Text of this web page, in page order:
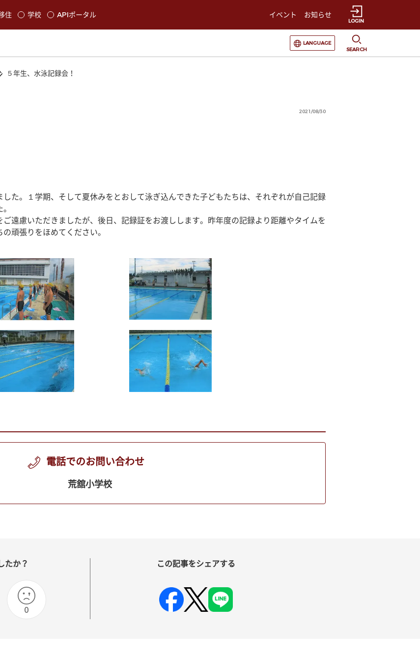
ます
住 学校 APIポータル イベント お知らせ
LOGIN
選択すると言語の切替が発生します
LANGUAGE
SEARCH
５年生、水泳記録会！
2021/08/30
た。１学期、そして夏休みをとおして泳ぎ込んできた子どもたちは、それぞれが自己記録
遠慮いただきましたが、後日、記録証をお渡しします。昨年度の記録より距離やタイムを
頑張りをほめてください。
電話でのお問い合わせ
荒舘小学校
たか？
0
この記事をシェアする